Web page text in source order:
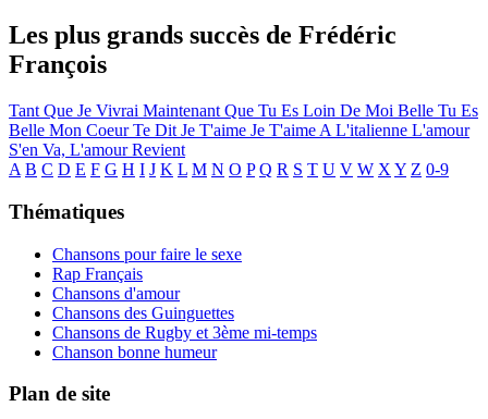
Les plus grands succès de Frédéric
François
Tant Que Je Vivrai Maintenant Que Tu Es Loin De Moi Belle Tu Es
Belle Mon Coeur Te Dit Je T'aime Je T'aime A L'italienne L'amour
S'en Va, L'amour Revient
A B C D E F G H I J K L M N O P Q R S T U V W X Y Z 0-9
Thématiques
Chansons pour faire le sexe
Rap Français
Chansons d'amour
Chansons des Guinguettes
Chansons de Rugby et 3ème mi-temps
Chanson bonne humeur
Plan de site